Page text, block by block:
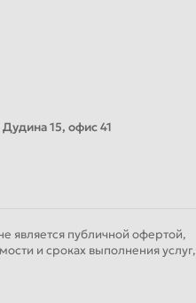
15, офис 41
является публичной офертой,
и сроках выполнения услуг,